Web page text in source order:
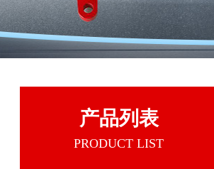
产品列表
PRODUCT LIST